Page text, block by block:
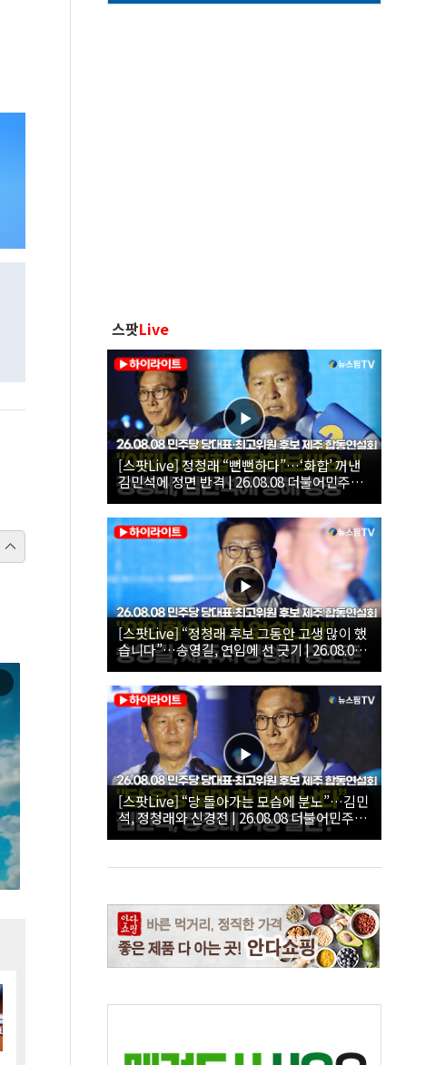
스팟Live
[스팟Live] 정청래 “뻔뻔하다”…‘화합’ 꺼낸
김민석에 정면 반격 | 26.08.08 더불어민주당
당대표·최고위원 후보 제주 합동연설회
[스팟Live] “정청래 후보 그동안 고생 많이 했
습니다”…송영길, 연임에 선 긋기 | 26.08.08
더불어민주당 당대표·최고위원 후보 제주 합
동연설회
[스팟Live] “당 돌아가는 모습에 분노”…김민
석, 정청래와 신경전 | 26.08.08 더불어민주당
당대표·최고위원 후보 제주 합동연설회